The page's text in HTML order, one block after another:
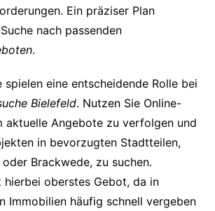
Ein präziser Plan
nach passenden
.
spielen eine entscheidende Rolle bei
Bielefeld. Nutzen Sie Online-
aktuelle Angebote zu verfolgen und
in bevorzugten Stadtteilen,
Brackwede, zu suchen.
hierbei oberstes Gebot, da in
Immobilien häufig schnell vergeben